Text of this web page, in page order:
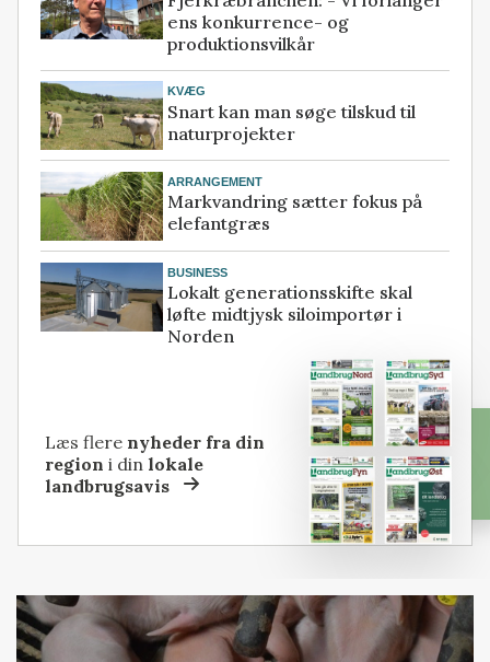
ens konkurrence- og
produktionsvilkår
KVÆG
Snart kan man søge tilskud til
naturprojekter
ARRANGEMENT
Markvandring sætter fokus på
elefantgræs
BUSINESS
Lokalt generationsskifte skal
løfte midtjysk siloimportør i
Norden
Læs flere nyheder fra din
region i dinlokale
landbrugsavis